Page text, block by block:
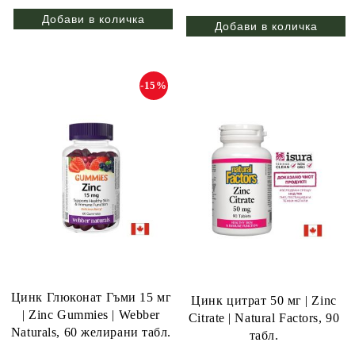
Цинк Глюконат Гъми 15 мг
| Zinc Gummies | Webber
Naturals, 60 желирани табл.
-15%
Цинк цитрат 50 мг | Zinc
Citrate | Natural Factors, 90
табл.